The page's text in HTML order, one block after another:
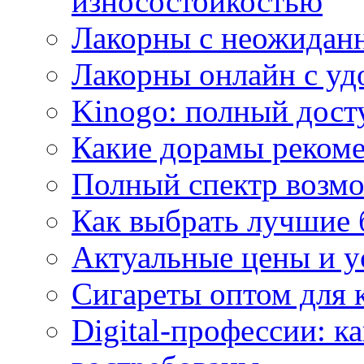
Лакорны с
Лакорны онлайн с
Kinogo: полный
Какие дорамы
Полный спектр
Как выбрать
Актуальные цены и
Сигареты оптом для
Digital-профессии: